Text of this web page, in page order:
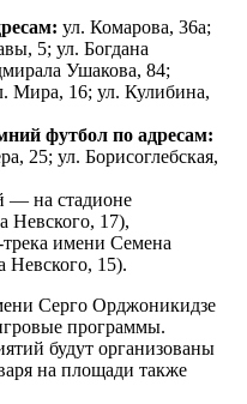
ул. Комарова, 36а;
5; ул. Богдана
Ушакова, 84;
Мира, 16; ул. Кулибина,
футбол по адресам:
25; ул. Борисоглебская,
— на стадионе
Невского, 17),
имени Семена
Невского, 15).
Серго Орджоникидзе
программы.
будут организованы
на площади также